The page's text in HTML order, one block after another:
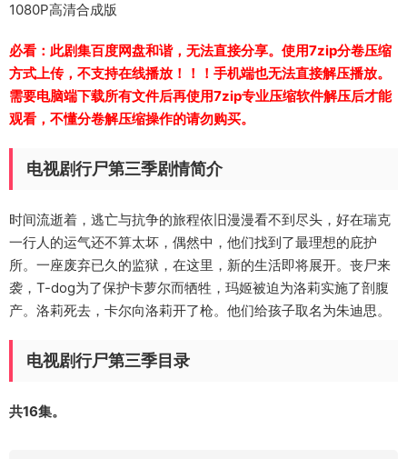
1080P高清合成版
必看：此剧集百度网盘和谐，无法直接分享。使用7zip分卷压缩
方式上传，不支持在线播放！！！手机端也无法直接解压播放。
需要电脑端下载所有文件后再使用7zip专业压缩软件解压后才能
观看，不懂分卷解压缩操作的请勿购买。
电视剧行尸第三季剧情简介
时间流逝着，逃亡与抗争的旅程依旧漫漫看不到尽头，好在瑞克
一行人的运气还不算太坏，偶然中，他们找到了最理想的庇护
所。一座废弃已久的监狱，在这里，新的生活即将展开。丧尸来
袭，T-dog为了保护卡萝尔而牺牲，玛姬被迫为洛莉实施了剖腹
产。洛莉死去，卡尔向洛莉开了枪。他们给孩子取名为朱迪思。
电视剧行尸第三季目录
共16集。